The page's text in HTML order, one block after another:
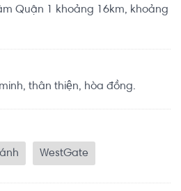
Quận 1 khoảng 16km, khoảng
thân thiện, hòa đồng.
WestGate